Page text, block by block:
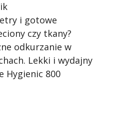
i gotowe
czy tkany?
odkurzanie w
Lekki i wydajny
Hygienic 800